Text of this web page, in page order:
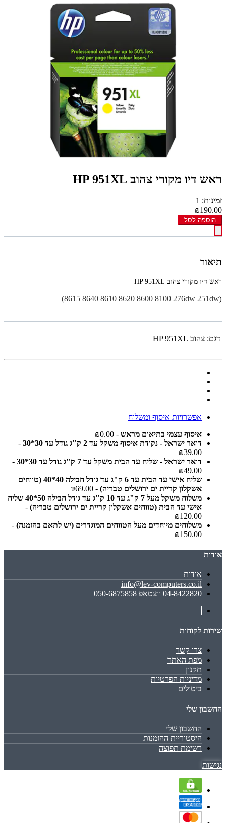
ראש דיו מקורי צהוב HP 951XL
זמינות: 1
₪190.00
הוספה לסל
תיאור
ראש דיו מקורי צהוב HP 951XL
(
8615 8640 8610 8620 8600 8100 276dw 251dw)
דגם: צהוב HP 951XL
אפשרויות איסוף ומשלוח
איסוף עצמי בתיאום מראש - ₪0.00
דואר ישראל - נקודת איסוף משקל עד 2 ק"ג גודל עד 30*30
-
₪39.00
דואר ישראל - שליח עד הבית משקל עד 7 ק"ג גודל עד 30*30
-
₪49.00
שליח אישי עד הבית עד 6 ק"ג עד גודל חבילה 40*40 (טווחים
אשקלון קריית ים ירושלים טבריה) - ₪69.00
משלוח משקל מעל 7 ק"ג עד 10 ק"ג עד גודל חבילה 50*40 שליח
אישי עד הבית (טווחים אשקלון קריית ים ירושלים טבריה) -
₪120.00
משלוחים מיוחדים מעל הטווחים המוגדרים (יש לתאם בהזמנה) -
₪150.00
אודות
אודות
info@lev-computers.co.il
04-8422820 ווצטאפ 050-6875858
שירות לקוחות
צרו קשר
מפת האתר
תקנון
מדיניות הפרטיות
ביטולים
החשבון שלי
החשבון שלי
היסטוריית ההזמנות
רשימת תפוצה
נגישות